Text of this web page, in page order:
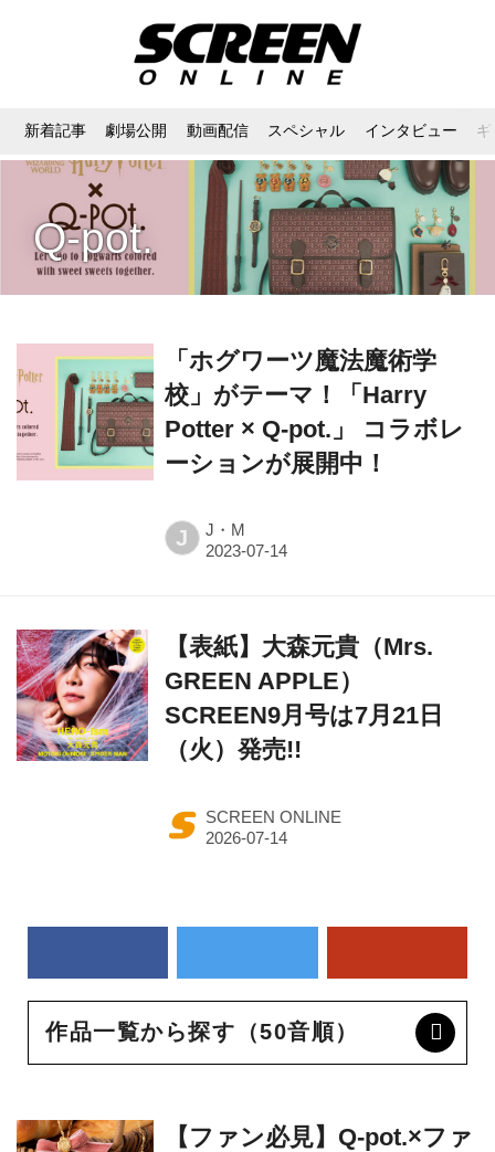
新着記事 劇場公開 動画配信 スペシャル インタビュー
Q-pot.
「ホグワーツ魔法魔術学
校」がテーマ！「Harry
Potter × Q-pot.」 コラボレ
ーションが展開中！
J J・M
【表紙】大森元貴（Mrs.
GREEN APPLE）
SCREEN9月号は7月21日
（火）発売!!
SCREEN ONLINE
作品一覧から探す（50音順）
【ファン必見】Q-pot.×ファ